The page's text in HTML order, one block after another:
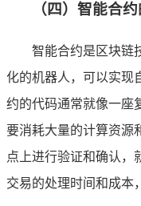
（四）智能合
智能合约是区块链
化的机器人，可以实现
约的代码通常就像一座
要消耗大量的计算资源
点上进行验证和确认，
交易的处理时间和成本